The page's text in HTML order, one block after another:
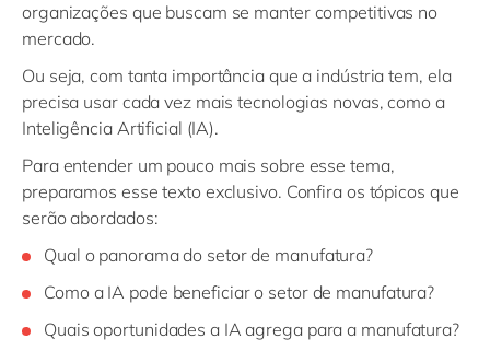
organizações que buscam se manter competitivas no
mercado.
Ou seja, com tanta importância que a indústria tem, ela
precisa usar cada vez mais tecnologias novas, como a
Inteligência Artificial (IA).
Para entender um pouco mais sobre esse tema,
preparamos esse texto exclusivo. Confira os tópicos que
serão abordados:
Qual o panorama do setor de manufatura?
Como a IA pode beneficiar o setor de manufatura?
Quais oportunidades a IA agrega para a manufatura?